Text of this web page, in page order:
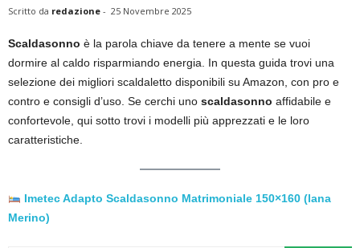
Scritto da redazione - 25 Novembre 2025
Scaldasonno è la parola chiave da tenere a mente se vuoi
dormire al caldo risparmiando energia. In questa guida trovi una
selezione dei migliori scaldaletto disponibili su Amazon, con pro e
contro e consigli d’uso. Se cerchi uno scaldasonno affidabile e
confortevole, qui sotto trovi i modelli più apprezzati e le loro
caratteristiche.
Imetec Adapto Scaldasonno Matrimoniale 150×160 (lana
Merino)